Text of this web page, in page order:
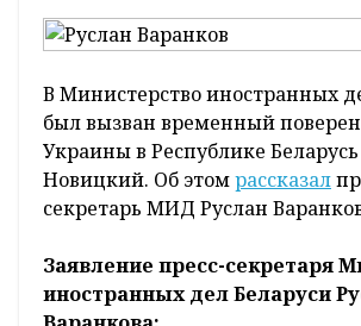
В Министерство иностранных
был вызван временный
Украины в Республике
Новицкий. Об этомрассказал
секретарь МИД Руслан
Заявление пресс-секретаря
иностранных дел Беларуси